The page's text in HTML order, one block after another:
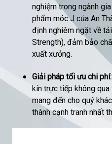
nghiệm trong ngành
phẩm móc J của An
định nghiêm ngặt về
Strength), đảm bảo
xuất xưởng.
Giải pháp tối ưu chi phí:
kín trực tiếp không
mang đến cho quý
thành cạnh tranh nhất